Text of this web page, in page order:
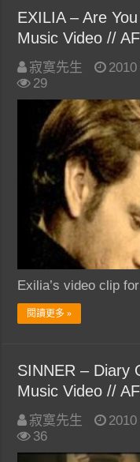
EXILIA – Are
Music Video //
寂寞先生
29
Exilia’s video clip
閱讀更多 »
SINNER – Diary
Music Video //
寂寞先生
36